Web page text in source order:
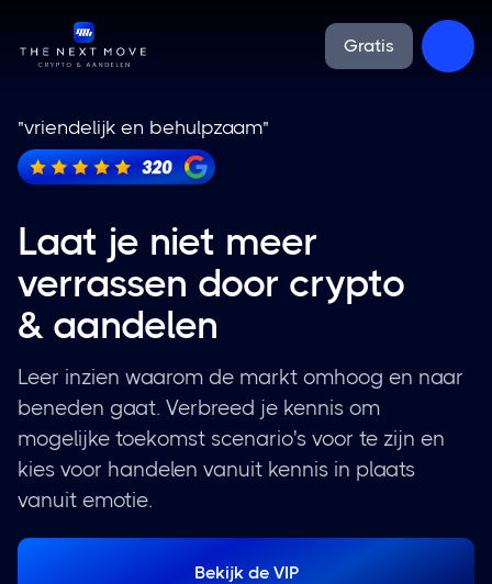
Gratis
"vriendelijk en behulpzaam"
Laat je niet meer
verrassen door crypto
& aandelen
Leer inzien waarom de markt omhoog en naar
beneden gaat. Verbreed je kennis om
mogelijke toekomst scenario's voor te zijn en
kies voor handelen vanuit kennis in plaats
vanuit emotie.
Bekijk de VIP